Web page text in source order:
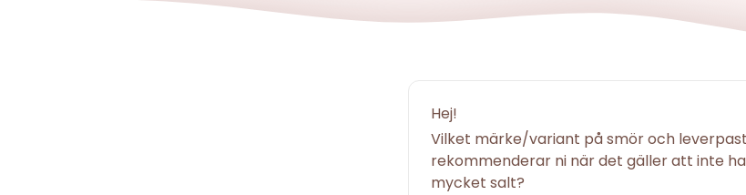
Hej!
Vilket märke/variant på smör och
rekommenderar ni när det gäller att inte
mycket salt?